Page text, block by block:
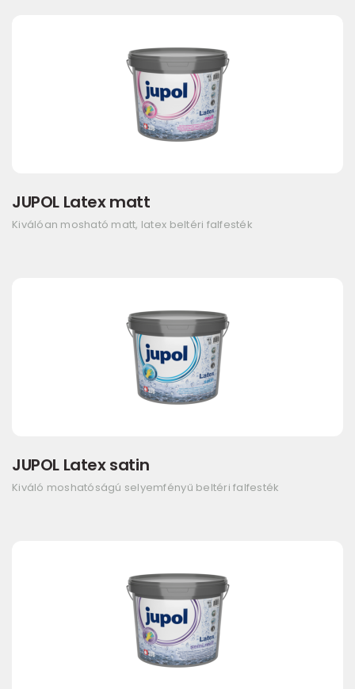
JUPOL Latex matt
Kiválóan mosható matt, latex beltéri falfesték
JUPOL Latex satin
Kiváló moshatóságú selyemfényű beltéri falfesték